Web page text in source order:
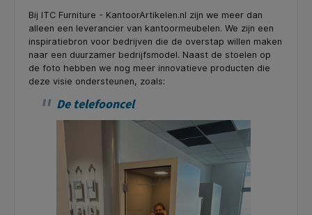
Bij ITC Furniture - KantoorArtikelen.nl zijn we meer dan
alleen een leverancier van kantoormeubelen. We zijn een
inspiratiebron voor bedrijven die de overstap willen maken
naar een duurzamer bedrijfsmodel. Naast de stoelen op
de foto hebben we nog meer innovatieve producten die
deze visie ondersteunen, zoals:
De telefooncel